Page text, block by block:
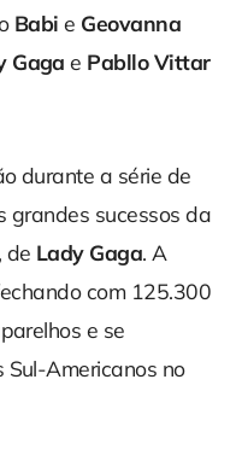
Babi e Geovanna
Gaga e Pabllo Vittar
durante a série de
grandes sucessos da
de Lady Gaga. A
com 125.300
e se
Sul-Americanos no